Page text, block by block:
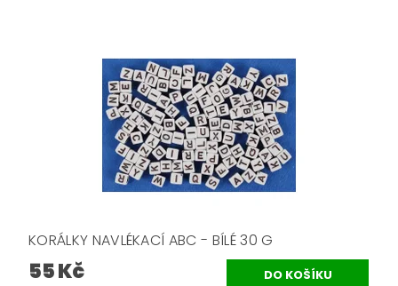
KORÁLKY NAVLÉKACÍ ABC - BÍLÉ 30 G
55 Kč